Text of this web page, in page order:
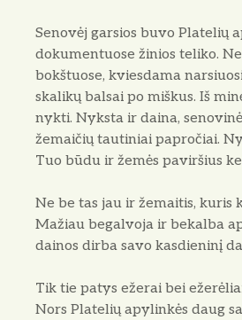
Senovėj garsios buvo Platelių
dokumentuose žinios teliko.
bokštuose, kviesdama
skalikų balsai po miškus. Iš
nykti. Nyksta ir daina,
žemaičių tautiniai papročiai.
Tuo būdu ir žemės paviršius
Ne be tas jau ir žemaitis, kuris
Mažiau begalvoja ir bekalba
dainos dirba savo kasdieninį
Tik tie patys ežerai bei
Nors Platelių apylinkės daug